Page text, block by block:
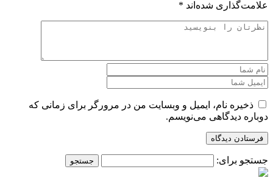
علامت‌گذاری شده‌اند *
ذخیره نام، ایمیل و وبسایت من در مرورگر برای زمانی که
دوباره دیدگاهی می‌نویسم.
جستجو برای: